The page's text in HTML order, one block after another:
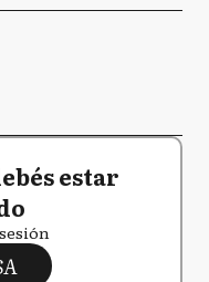
estar